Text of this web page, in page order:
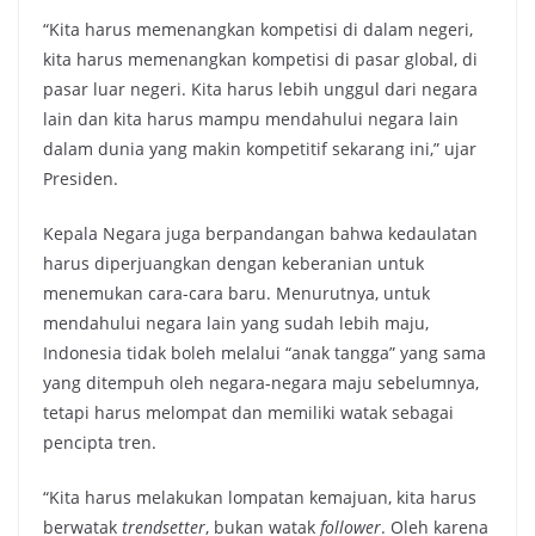
“Kita harus memenangkan kompetisi di dalam negeri,
kita harus memenangkan kompetisi di pasar global, di
pasar luar negeri. Kita harus lebih unggul dari negara
lain dan kita harus mampu mendahului negara lain
dalam dunia yang makin kompetitif sekarang ini,” ujar
Presiden.
Kepala Negara juga berpandangan bahwa kedaulatan
harus diperjuangkan dengan keberanian untuk
menemukan cara-cara baru. Menurutnya, untuk
mendahului negara lain yang sudah lebih maju,
Indonesia tidak boleh melalui “anak tangga” yang sama
yang ditempuh oleh negara-negara maju sebelumnya,
tetapi harus melompat dan memiliki watak sebagai
pencipta tren.
“Kita harus melakukan lompatan kemajuan, kita harus
berwatak trendsetter, bukan watak follower. Oleh karena